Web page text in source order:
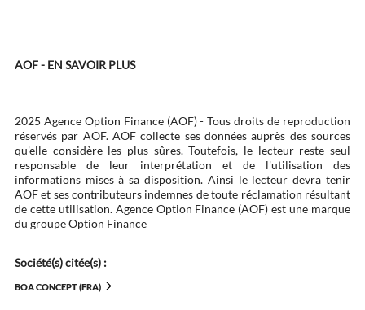
AOF - EN SAVOIR PLUS
2025 Agence Option Finance (AOF) - Tous droits de reproduction
réservés par AOF. AOF collecte ses données auprès des sources
qu'elle considère les plus sûres. Toutefois, le lecteur reste seul
responsable de leur interprétation et de l'utilisation des
informations mises à sa disposition. Ainsi le lecteur devra tenir
AOF et ses contributeurs indemnes de toute réclamation résultant
de cette utilisation. Agence Option Finance (AOF) est une marque
du groupe Option Finance
Société(s) citée(s) :
BOA CONCEPT (FRA)